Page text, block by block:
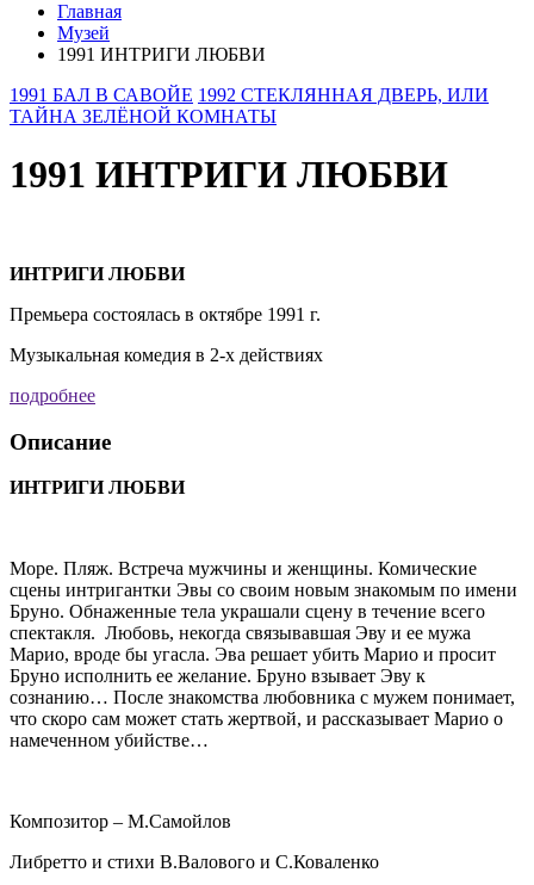
Главная
Музей
1991 ИНТРИГИ ЛЮБВИ
1991 БАЛ В САВОЙЕ 1992 СТЕКЛЯННАЯ ДВЕРЬ, ИЛИ
ТАЙНА ЗЕЛЁНОЙ КОМНАТЫ
1991 ИНТРИГИ ЛЮБВИ
ИНТРИГИ ЛЮБВИ
Премьера состоялась в октябре 1991 г.
Музыкальная комедия в 2-х действиях
подробнее
Описание
ИНТРИГИ ЛЮБВИ
Море. Пляж. Встреча мужчины и женщины. Комические
сцены интригантки Эвы со своим новым знакомым по имени
Бруно. Обнаженные тела украшали сцену в течение всего
спектакля. Любовь, некогда связывавшая Эву и ее мужа
Марио, вроде бы угасла. Эва решает убить Марио и просит
Бруно исполнить ее желание. Бруно взывает Эву к
сознанию… После знакомства любовника с мужем понимает,
что скоро сам может стать жертвой, и рассказывает Марио о
намеченном убийстве…
Композитор – М.Самойлов
Либретто и стихи В.Валового и С.Коваленко